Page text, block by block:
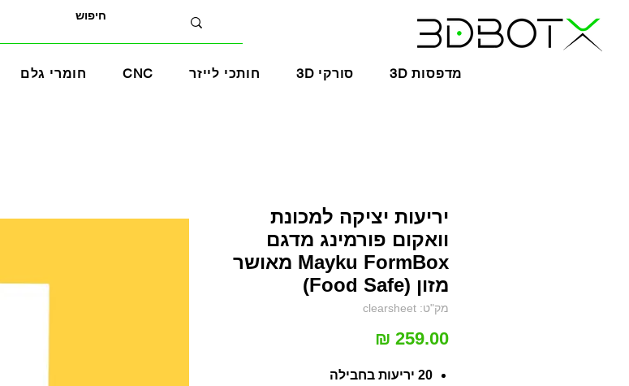
חומרי גלם CNC חותכי לייזר 3D סורקי 3D מדפסות
יריעות יציקה למכונת
וואקום פורמינג מדגם
Mayku FormBox מאושר
מזון (Food Safe)
מק"ט: clearsheet
20 יריעות בחבילה